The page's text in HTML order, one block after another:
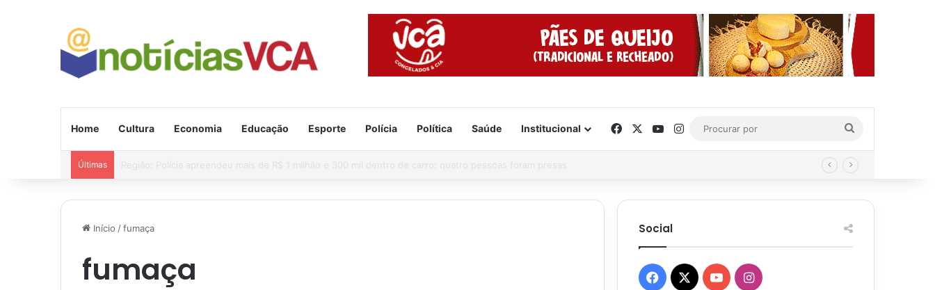
Home Cultura Economia Educação Esporte Polícia Política Saúde Institucional FacebookYouTube
Instagram
por
Últimas
Início /fumaça
fumaça
Social
Facebook
X YouTubeInstagram